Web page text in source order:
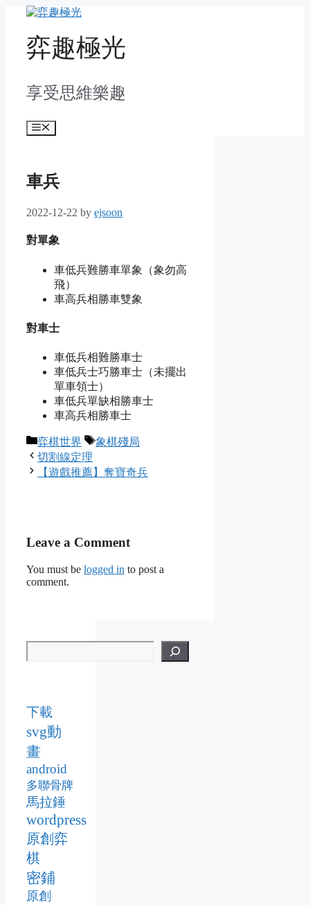
content弈趣極光
享受思維樂趣
Menu
車兵
2022-12-22 by ejsoon
對單象
車低兵難勝車單象（象勿高
飛）
車高兵相勝車雙象
對車士
車低兵相難勝車士
車低兵士巧勝車士（未擺出
單車領士）
車低兵單缺相勝車士
車高兵相勝車士
Categories
弈棋世界 Tags
象棋殘局
切割線定理
【遊戲推薦】奪寶奇兵
Leave a Comment
You must be logged in to post a
comment.
下載
svg動
畫
android
多聯骨牌
馬拉錘
wordpress
原創弈
棋
密鋪
原創